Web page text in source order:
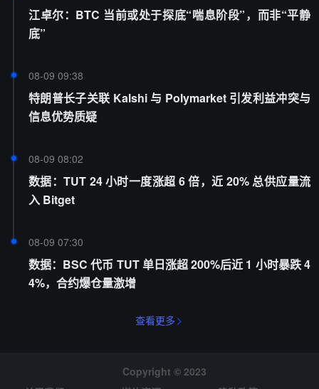
江卓尔：BTC 当前或处于探底“喘息阶段”，而非“平静
底”
08-09 09:38
特朗普长子关联 Kalshi 与 Polymarket 引发利益冲突与
信息优势质疑
08-09 08:02
数据：TUT 24 小时一度涨超 6 倍，近 20% 总供应量流
入 Bitget
08-09 07:30
数据：BSC 代币 TUT 单日涨超 200%后近 1 小时暴跌 4
4%，合约爆仓量激增
查看更多
Copyright © 2023